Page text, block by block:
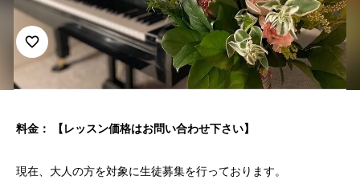
favorite_border
料金： 【レッスン価格はお問い合わせ下さい】
現在、大人の方を対象に生徒募集を行っております。